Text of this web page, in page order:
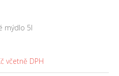
mýdlo 5l